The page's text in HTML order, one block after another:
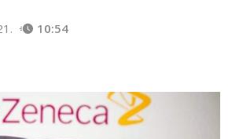
10:54